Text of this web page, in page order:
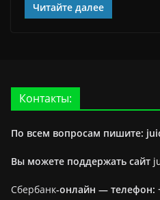
Читайте далее
Контакты:
По всем вопросам пишите:
Вы можете поддержать сайт
Сбербанк-онлайн — телефон: